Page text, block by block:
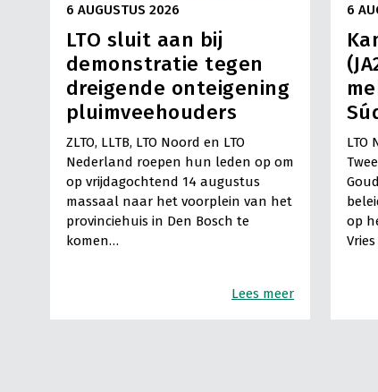
6 AUGUSTUS 2026
LTO sluit aan bij
demonstratie tegen
dreigende onteigening
pluimveehouders
ZLTO, LLTB, LTO Noord en LTO
Nederland roepen hun leden op om
op vrijdagochtend 14 augustus
massaal naar het voorplein van het
provinciehuis in Den Bosch te
komen…
Lees meer
6
LTO
op